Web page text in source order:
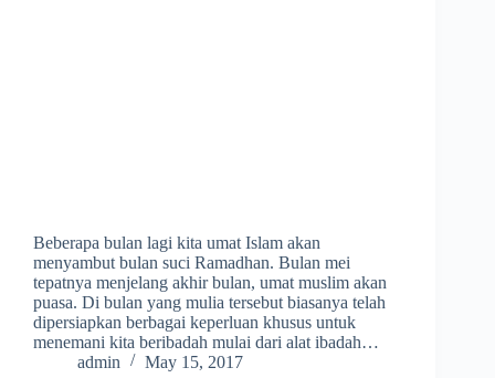
Beberapa bulan lagi kita umat Islam akan
menyambut bulan suci Ramadhan. Bulan mei
tepatnya menjelang akhir bulan, umat muslim akan
puasa. Di bulan yang mulia tersebut biasanya telah
dipersiapkan berbagai keperluan khusus untuk
menemani kita beribadah mulai dari alat ibadah…
admin
May 15, 2017